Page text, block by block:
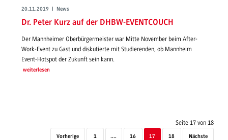
20.11.2019 | News
Dr. Peter Kurz auf der DHBW-EVENTCOUCH
Der Mannheimer Oberbürgermeister war Mitte November beim After-
Work-Event zu Gast und diskutierte mit Studierenden, ob Mannheim
Event-Hotspot der Zukunft sein kann.
weiterlesen
Seite 17 von 18
Vorherige 1 .... 16 17 18 Nächste